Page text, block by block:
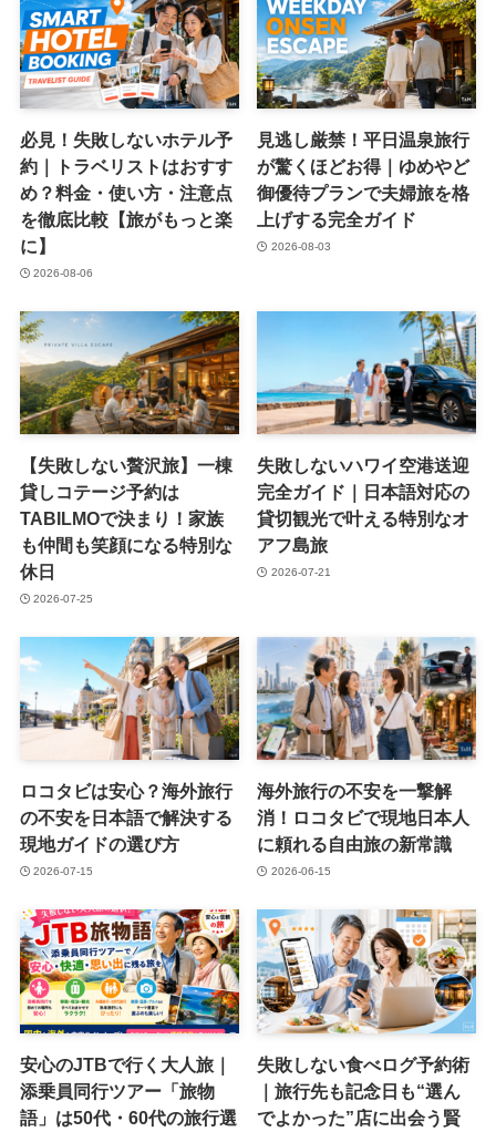
必見！失敗しないホテル予
約｜トラベリストはおすす
め？料金・使い方・注意点
を徹底比較【旅がもっと楽
に】
2026-08-06
見逃し厳禁！平日温泉旅行
が驚くほどお得｜ゆめやど
御優待プランで夫婦旅を格
上げする完全ガイド
2026-08-03
【失敗しない贅沢旅】一棟
貸しコテージ予約は
TABILMOで決まり！家族
も仲間も笑顔になる特別な
休日
2026-07-25
失敗しないハワイ空港送迎
完全ガイド｜日本語対応の
貸切観光で叶える特別なオ
アフ島旅
2026-07-21
ロコタビは安心？海外旅行
の不安を日本語で解決する
現地ガイドの選び方
2026-07-15
海外旅行の不安を一撃解
消！ロコタビで現地日本人
に頼れる自由旅の新常識
2026-06-15
安心のJTBで行く大人旅｜
添乗員同行ツアー「旅物
語」は50代・60代の旅行選
失敗しない食べログ予約術
｜旅行先も記念日も“選ん
でよかった”店に出会う賢